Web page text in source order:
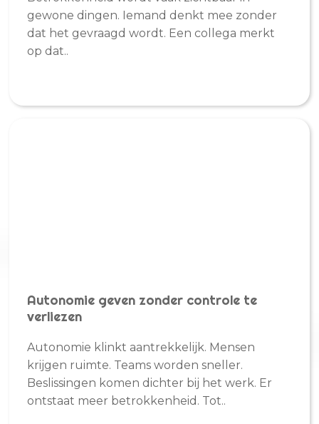
gewone dingen. Iemand denkt mee zonder
dat het gevraagd wordt. Een collega merkt
op dat..
Autonomie geven zonder controle te
verliezen
Autonomie klinkt aantrekkelijk. Mensen
krijgen ruimte. Teams worden sneller.
Beslissingen komen dichter bij het werk. Er
ontstaat meer betrokkenheid. Tot..